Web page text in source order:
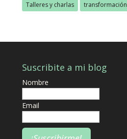
Talleres y charlas
transformación
Suscribite a mi blog
Nombre
Email